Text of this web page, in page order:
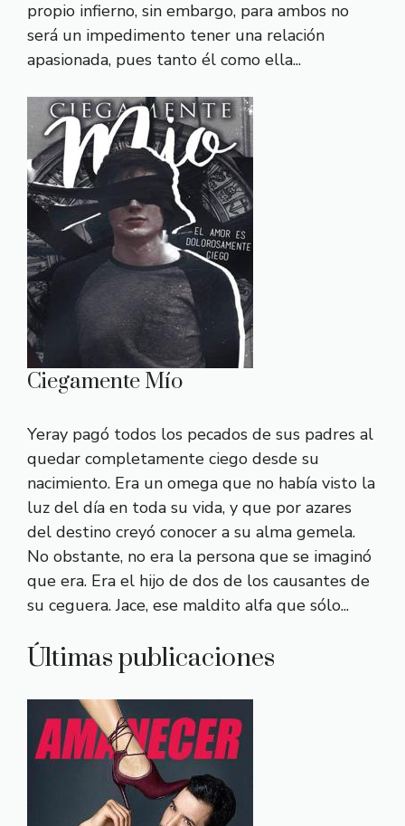
propio infierno, sin embargo, para ambos no
será un impedimento tener una relación
apasionada, pues tanto él como ella...
Ciegamente Mío
Yeray pagó todos los pecados de sus padres al
quedar completamente ciego desde su
nacimiento. Era un omega que no había visto la
luz del día en toda su vida, y que por azares
del destino creyó conocer a su alma gemela.
No obstante, no era la persona que se imaginó
que era. Era el hijo de dos de los causantes de
su ceguera. Jace, ese maldito alfa que sólo...
Últimas publicaciones